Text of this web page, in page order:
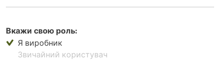
Вкажи свою роль:
Я виробник
Звичайний користувач